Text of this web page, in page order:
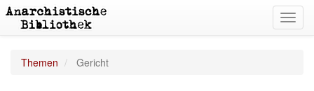
Themen Gericht